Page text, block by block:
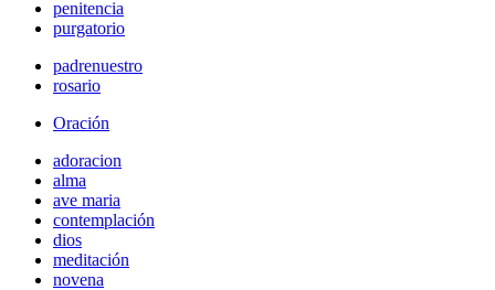
penitencia
purgatorio
padrenuestro
rosario
Oración
adoracion
alma
ave maria
contemplación
dios
meditación
novena